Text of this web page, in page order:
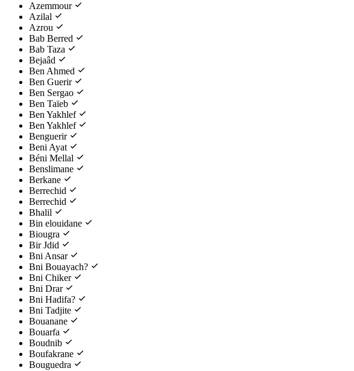
Azemmour
Azilal
Azrou
Bab Berred
Bab Taza
Bejaâd
Ben Ahmed
Ben Guerir
Ben Sergao
Ben Taïeb
Ben Yakhlef
Ben Yakhlef
Benguerir
Beni Ayat
Béni Mellal
Benslimane
Berkane
Berrechid
Berrechid
Bhalil
Bin elouidane
Biougra
Bir Jdid
Bni Ansar
Bni Bouayach?
Bni Chiker
Bni Drar
Bni Hadifa?
Bni Tadjite
Bouanane
Bouarfa
Boudnib
Boufakrane
Bouguedra